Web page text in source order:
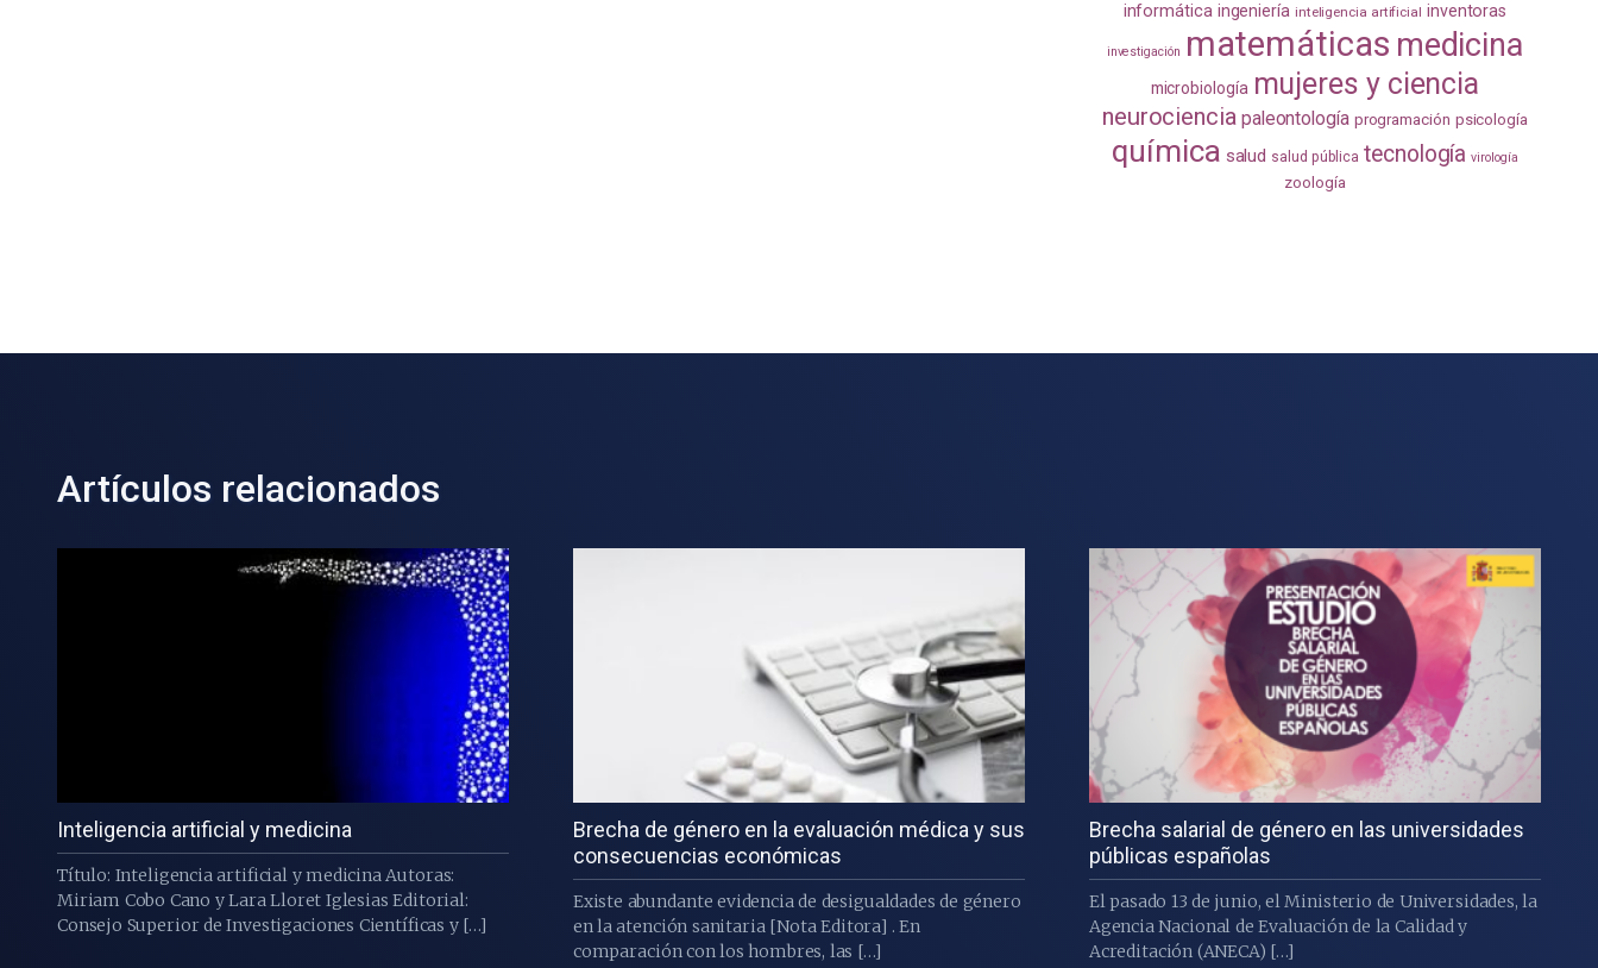
informática ingeniería inteligencia artificial inventoras
investigación matemáticas medicina
microbiología mujeres y ciencia
neurociencia paleontología programación psicología
química salud salud pública tecnología virología
zoología
Artículos relacionados
Inteligencia artificial y medicina
Título: Inteligencia artificial y medicina Autoras:
Miriam Cobo Cano y Lara Lloret Iglesias Editorial:
Consejo Superior de Investigaciones Científicas y […]
Brecha de género en la evaluación médica y sus
consecuencias económicas
Existe abundante evidencia de desigualdades de género
en la atención sanitaria [Nota Editora] . En
comparación con los hombres, las […]
Brecha salarial de género en las universidades
públicas españolas
El pasado 13 de junio, el Ministerio de Universidades, la
Agencia Nacional de Evaluación de la Calidad y
Acreditación (ANECA) […]